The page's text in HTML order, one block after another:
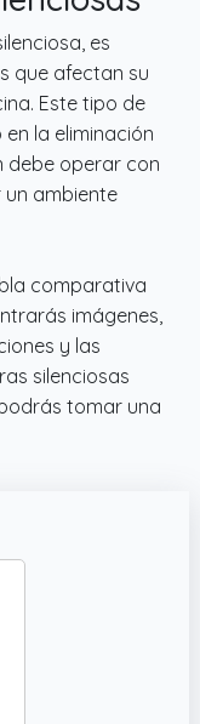
es
que afectan su
Este tipo de
la eliminación
debe operar con
un ambiente
comparativa
imágenes,
y las
silenciosas
tomar una